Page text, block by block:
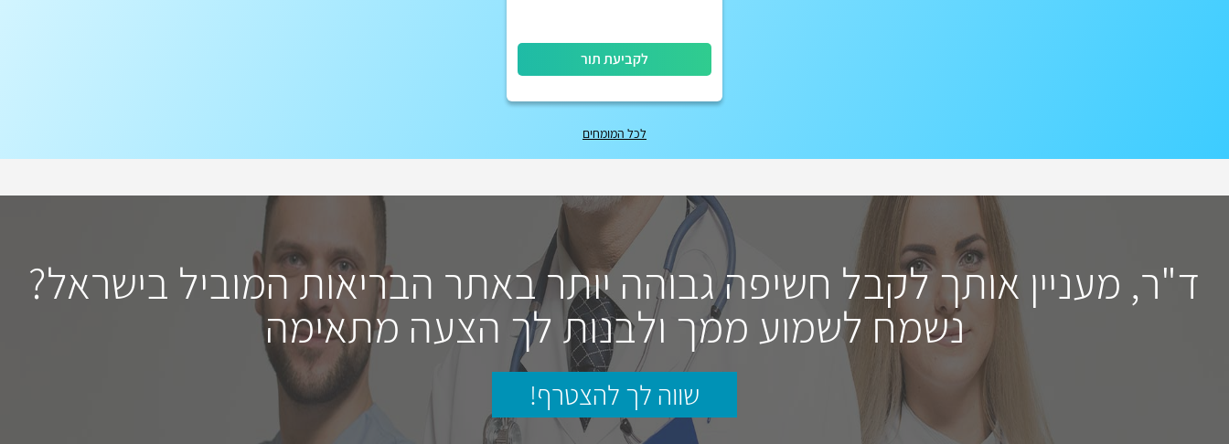
לקביעת תור
לכל המומחים
ד"ר, מעניין אותך לקבל חשיפה גבוהה יותר באתר הבריאות המוביל בישראל?
נשמח לשמוע ממך ולבנות לך הצעה מתאימה
שווה לך להצטרף!